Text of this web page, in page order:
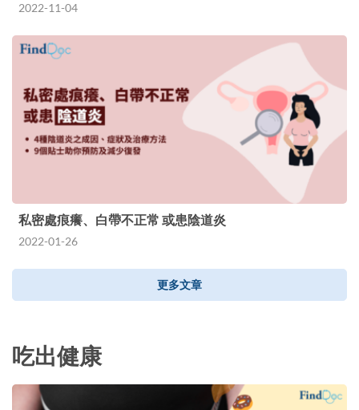
2022-11-04
私密處痕癢、白帶不正常 或患陰道炎
2022-01-26
更多文章
吃出健康